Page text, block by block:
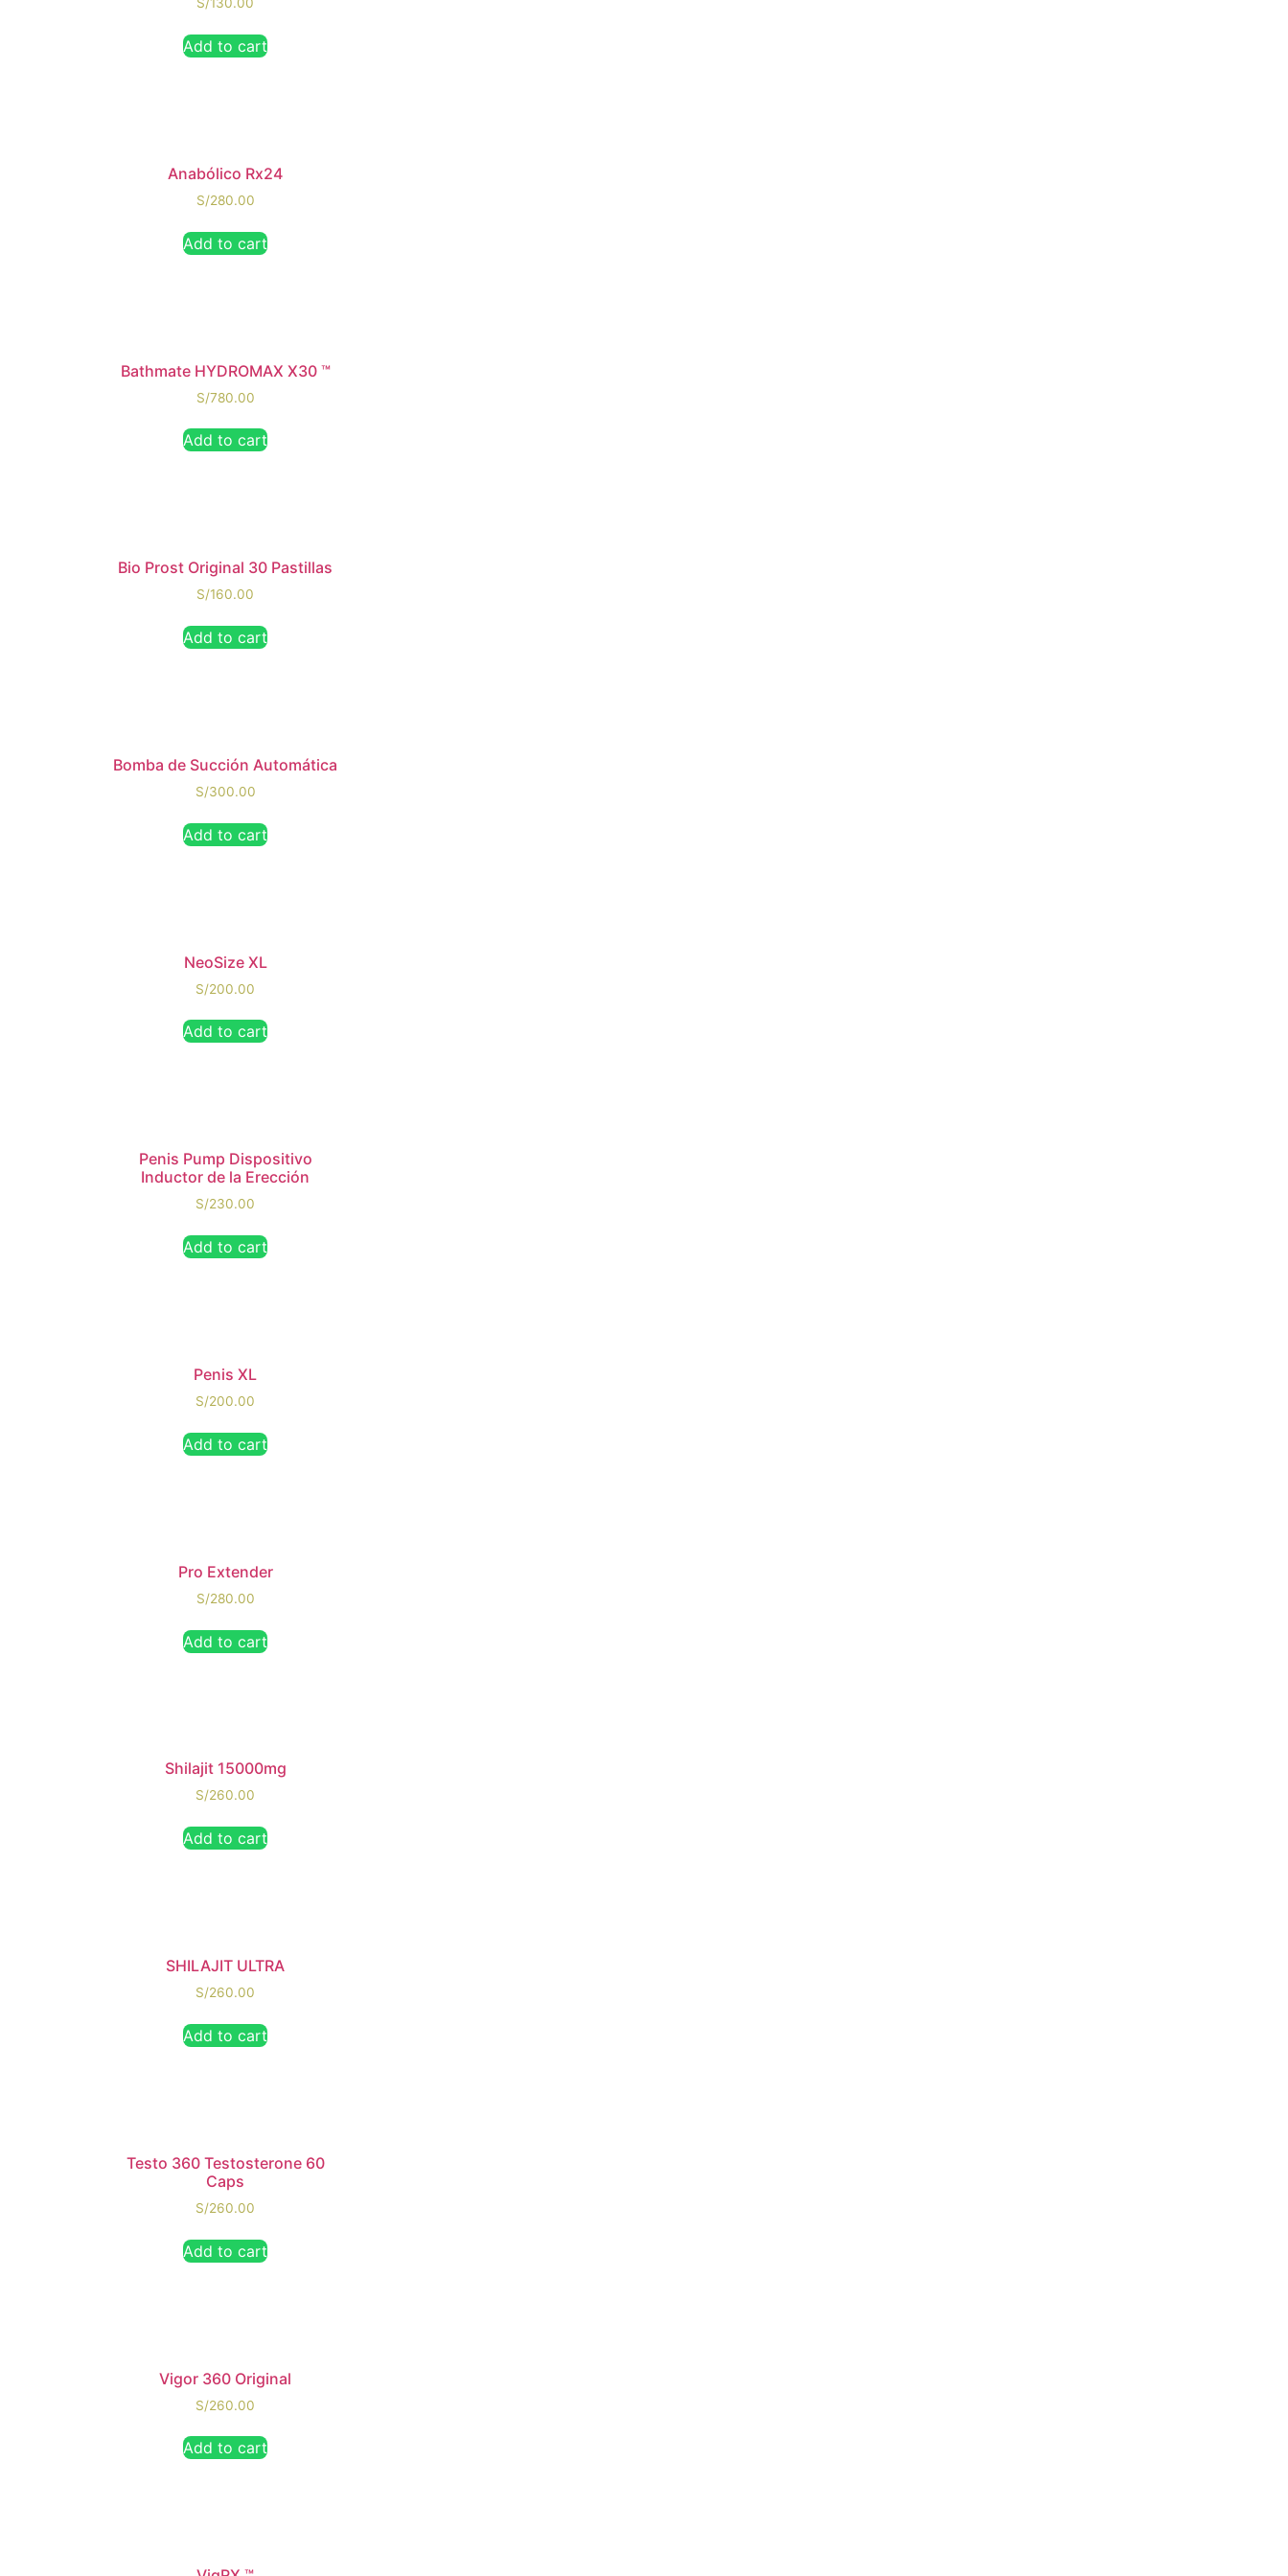
Add to cart
Anabólico Rx24
S/280.00
Add to cart
Bathmate HYDROMAX X30 ™
S/780.00
Add to cart
Bio Prost Original 30 Pastillas
S/160.00
Add to cart
Bomba de Succión Automática
S/300.00
Add to cart
NeoSize XL
S/200.00
Add to cart
Penis Pump Dispositivo
Inductor de la Erección
S/230.00
Add to cart
Penis XL
S/200.00
Add to cart
Pro Extender
S/280.00
Add to cart
Shilajit 15000mg
S/260.00
Add to cart
SHILAJIT ULTRA
S/260.00
Add to cart
Testo 360 Testosterone 60
Caps
S/260.00
Add to cart
Vigor 360 Original
S/260.00
Add to cart